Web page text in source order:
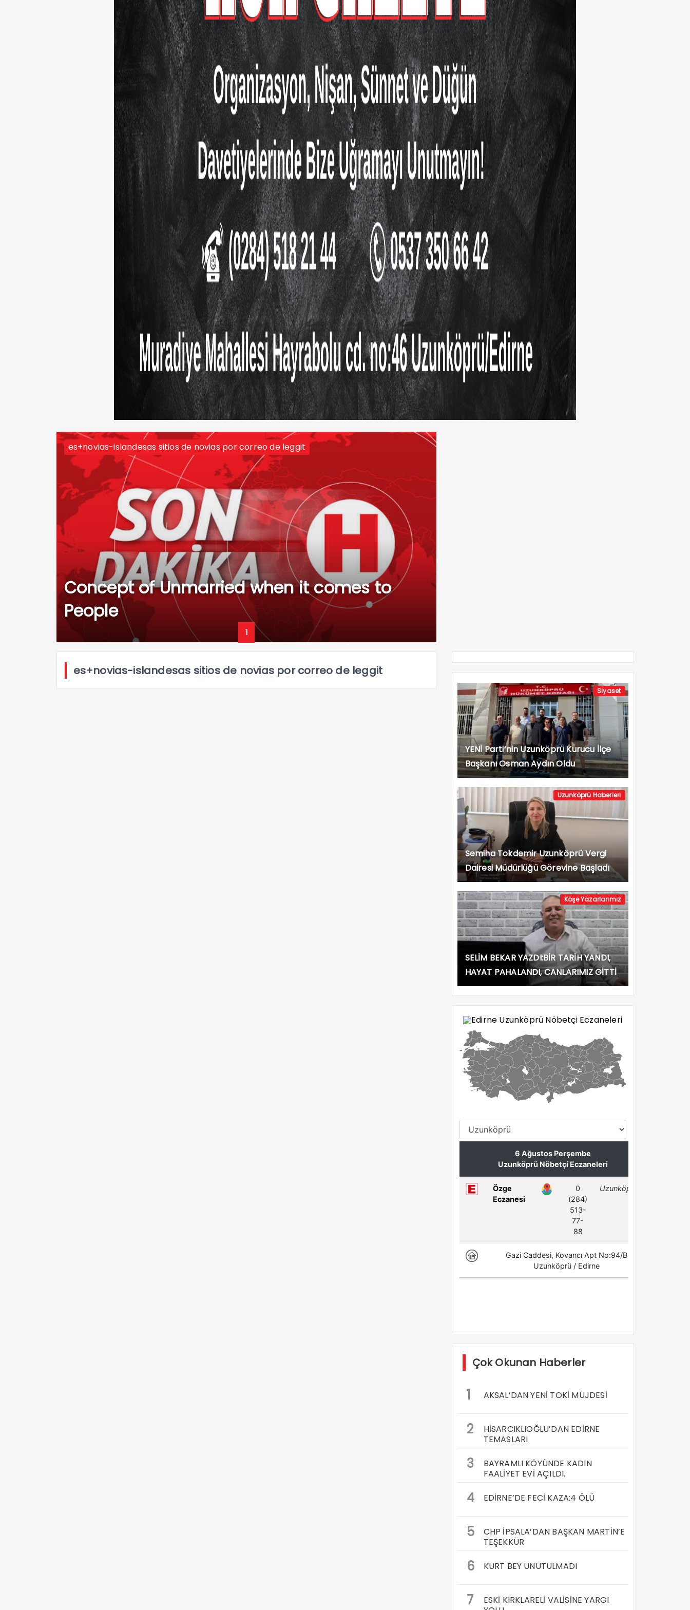
es+novias-islandesas sitios de novias por correo de leggit
Concept of Unmarried when it comes to
People
1
es+novias-islandesas sitios de novias por correo de leggit
Siyaset
YENİ Parti’nin Uzunköprü Kurucu İlçe
Başkanı Osman Aydın Oldu
Uzunköprü Haberleri
Semiha Tokdemir Uzunköprü Vergi
Dairesi Müdürlüğü Görevine Başladı
Köşe Yazarlarımız
SELİM BEKAR YAZDI:BİR TARİH YANDI,
HAYAT PAHALANDI, CANLARIMIZ GİTTİ
Çok Okunan Haberler
1 AKSAL’DAN YENİ TOKİ MÜJDESİ
2
HİSARCIKLIOĞLU’DAN EDİRNE
TEMASLARI
3
BAYRAMLI KÖYÜNDE KADIN
FAALİYET EVİ AÇILDI.
4 EDİRNE’DE FECİ KAZA:4 ÖLÜ
5
CHP İPSALA’DAN BAŞKAN MARTİN’E
TEŞEKKÜR
6 KURT BEY UNUTULMADI
7
ESKİ KIRKLARELİ VALİSİNE YARGI